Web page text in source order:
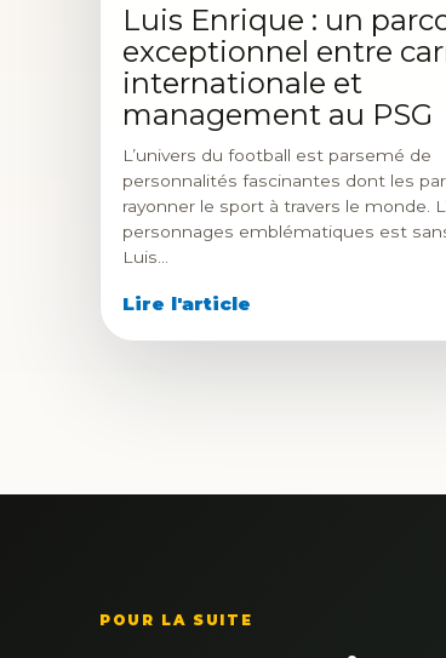
Luis Enrique : un
exceptionnel entre
internationale et
management au PSG
L’univers du football est parsemé de
personnalités fascinantes dont les
rayonner le sport à travers le monde.
personnages emblématiques est
Luis…
Lire l'article
POUR LA SUITE